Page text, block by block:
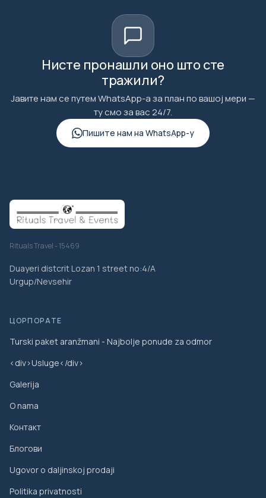
Нисте пронашли оно што сте
тражили?
Јавите нам се путем WhatsApp-а за план по вашој мери —
ту смо за вас 24/7.
Пишите нам на WhatsApp-у
Rituals Travel - 15469
Duayeri distcrit Lozan 1 street no:4/A
Urgup/Nevsehir
ЦОРПОРАТЕ
Turski paket aranžmani - Najbolje ponude za odmor
<div>Usluge</div>
Galerija
O nama
Контакт
Блогови
Ugovor o daljinskoj prodaji
Politika privatnosti